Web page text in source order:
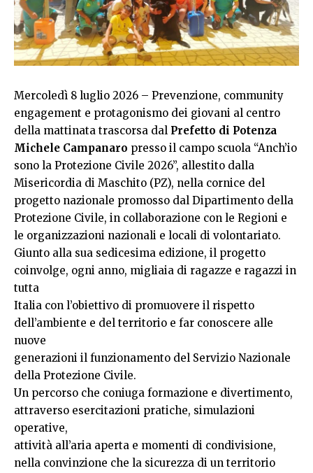
Mercoledì 8 luglio 2026 – Prevenzione, community
engagement e protagonismo dei giovani al centro
della mattinata trascorsa dal Prefetto di Potenza
Michele Campanaro presso il campo scuola “Anch’io
sono la Protezione Civile 2026”, allestito dalla
Misericordia di Maschito (PZ), nella cornice del
progetto nazionale promosso dal Dipartimento della
Protezione Civile, in collaborazione con le Regioni e
le organizzazioni nazionali e locali di volontariato.
Giunto alla sua sedicesima edizione, il progetto
coinvolge, ogni anno, migliaia di ragazze e ragazzi in
tutta
Italia con l’obiettivo di promuovere il rispetto
dell’ambiente e del territorio e far conoscere alle
nuove
generazioni il funzionamento del Servizio Nazionale
della Protezione Civile.
Un percorso che coniuga formazione e divertimento,
attraverso esercitazioni pratiche, simulazioni
operative,
attività all’aria aperta e momenti di condivisione,
nella convinzione che la sicurezza di un territorio